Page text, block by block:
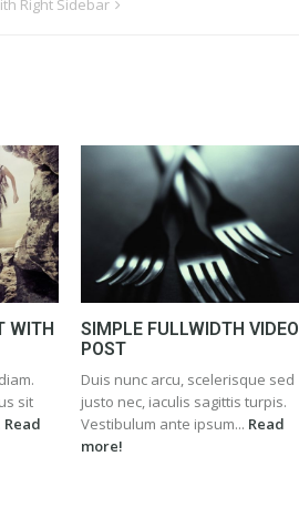
Right Sidebar
WITH
sit
Read
SIMPLE FULLWIDTH VIDEO
POST
Duis nunc arcu, scelerisque sed
justo nec, iaculis sagittis turpis.
Vestibulum ante ipsum... Read
more!